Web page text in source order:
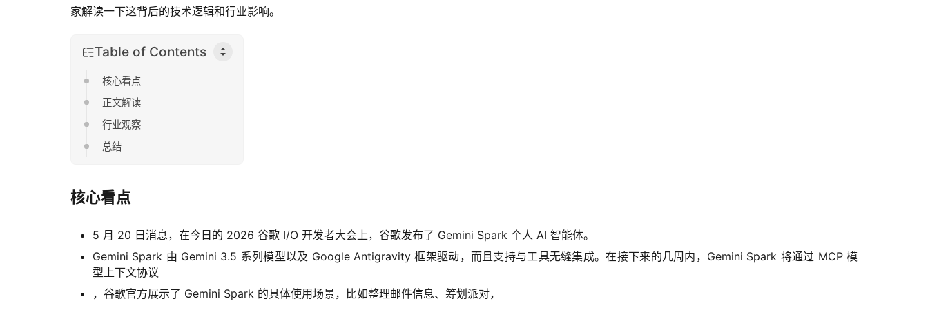
家解读一下这背后的技术逻辑和行业影响。
Table of Contents
核心看点
正文解读
行业观察
总结
核心看点
5 月 20 日消息，在今日的 2026 谷歌 I/O 开发者大会上，谷歌发布了 Gemini Spark 个人 AI 智能体。
Gemini Spark 由 Gemini 3.5 系列模型以及 Google Antigravity 框架驱动，而且支持与工具无缝集成。在接下来的几周内，Gemini Spark 将通过 MCP 模
型上下文协议
，谷歌官方展示了 Gemini Spark 的具体使用场景，比如整理邮件信息、筹划派对，